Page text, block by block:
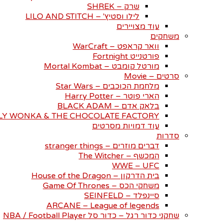
שרק – SHREK
לילו וסטיץ' – LILO AND STITCH
עוד מצויירים
משחקים
וואר קראפט – WarCraft
פורטנייט Fortnight
מורטל קומבט – Mortal Kombat
סרטים – Movie
מלחמת הכוכבים – Star Wars
הארי פוטר – Harry Potter
בלאק אדם – BLACK ADAM
WONKA & THE CHOCOLATE FACTORY
עוד דמויות מסרטים
סדרות
דברים מוזרים – stranger things
המכשף – The Witcher
WWE – UFC
בית הדרקון – House of the Dragon
משחקי הכס – Game Of Thrones
סיינפלד – SEINFELD
ARCANE – League of legends
שחקני כדור רגל – כדור סל NBA / Football Player